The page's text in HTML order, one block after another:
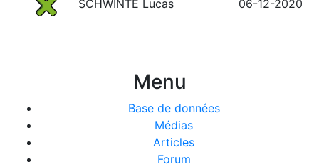
SCHWINTE Lucas 06-12-2020
Menu
Base de données
Médias
Articles
Forum